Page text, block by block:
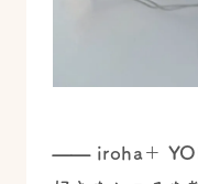
—— iroha＋